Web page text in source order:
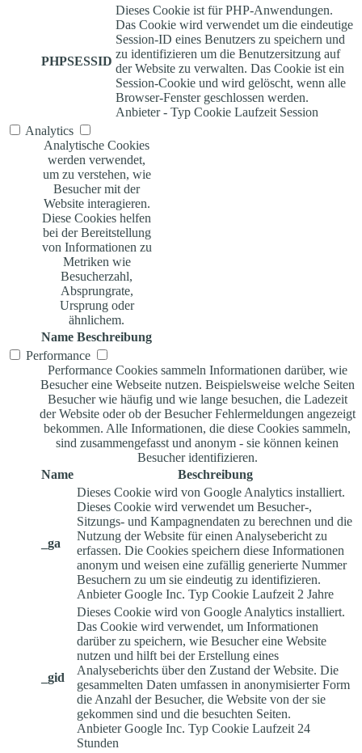
PHPSESSID
Dieses Cookie ist für PHP-Anwendungen.
Das Cookie wird verwendet um die eindeutige
Session-ID eines Benutzers zu speichern und
zu identifizieren um die Benutzersitzung auf
der Website zu verwalten. Das Cookie ist ein
Session-Cookie und wird gelöscht, wenn alle
Browser-Fenster geschlossen werden.
Anbieter - Typ Cookie Laufzeit Session
Analytics
Analytische Cookies
werden verwendet,
um zu verstehen, wie
Besucher mit der
Website interagieren.
Diese Cookies helfen
bei der Bereitstellung
von Informationen zu
Metriken wie
Besucherzahl,
Absprungrate,
Ursprung oder
ähnlichem.
Name Beschreibung
Performance
Performance Cookies sammeln Informationen darüber, wie
Besucher eine Webseite nutzen. Beispielsweise welche Seiten
Besucher wie häufig und wie lange besuchen, die Ladezeit
der Website oder ob der Besucher Fehlermeldungen angezeigt
bekommen. Alle Informationen, die diese Cookies sammeln,
sind zusammengefasst und anonym - sie können keinen
Besucher identifizieren.
Name
Beschreibung
_ga
Dieses Cookie wird von Google Analytics installiert.
Dieses Cookie wird verwendet um Besucher-,
Sitzungs- und Kampagnendaten zu berechnen und die
Nutzung der Website für einen Analysebericht zu
erfassen. Die Cookies speichern diese Informationen
anonym und weisen eine zufällig generierte Nummer
Besuchern zu um sie eindeutig zu identifizieren.
Anbieter Google Inc. Typ Cookie Laufzeit 2 Jahre
_gid
Dieses Cookie wird von Google Analytics installiert.
Das Cookie wird verwendet, um Informationen
darüber zu speichern, wie Besucher eine Website
nutzen und hilft bei der Erstellung eines
Analyseberichts über den Zustand der Website. Die
gesammelten Daten umfassen in anonymisierter Form
die Anzahl der Besucher, die Website von der sie
gekommen sind und die besuchten Seiten.
Anbieter Google Inc. Typ Cookie Laufzeit 24
Stunden